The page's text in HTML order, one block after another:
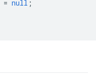
= null ;